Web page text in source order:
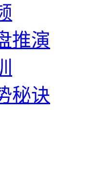
推演
秘诀